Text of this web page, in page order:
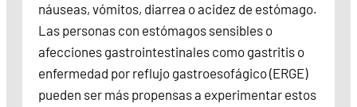
náuseas, vómitos, diarrea o acidez de estómago.
Las personas con estómagos sensibles o
afecciones gastrointestinales como gastritis o
enfermedad por reflujo gastroesofágico (ERGE)
pueden ser más propensas a experimentar estos